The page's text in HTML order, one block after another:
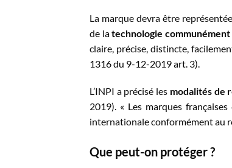
La marque devra être
de latechnologie
claire, précise, distincte,
1316 du 9-12-2019 art. 3).
L’INPI a précisé les modalités de
2019). « Les marques
internationale conformément au
Que peut-on protéger ?